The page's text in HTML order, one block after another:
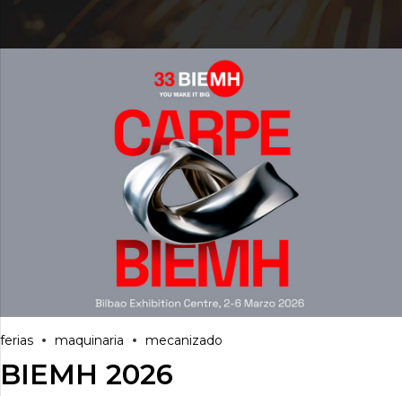
ferias maquinaria mecanizado
BIEMH 2026